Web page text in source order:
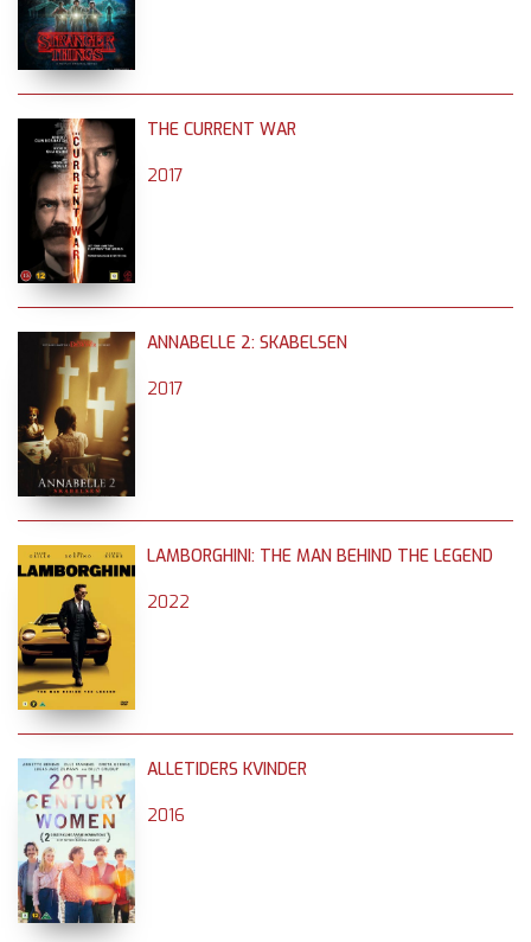
THE CURRENT WAR
2017
ANNABELLE 2: SKABELSEN
2017
LAMBORGHINI: THE MAN BEHIND THE LEGEND
2022
ALLETIDERS KVINDER
2016